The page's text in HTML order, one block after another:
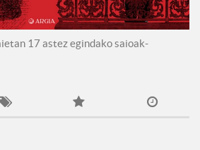
17 astez egindako saioak-